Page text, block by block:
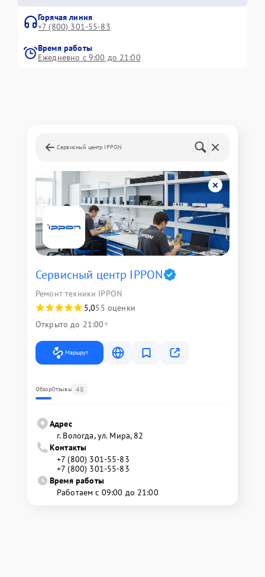
Горячая линия
+7 (800) 301-55-83
Время работы
Ежедневно с 9:00 до 21:00
Сервисный центр IPPON
Сервисный центр IPPON
Ремонт техники IPPON
5,055 оценки
Открыто до 21:00
Маршрут
ОбзорОтзывы 48
Адрес
г. Вологда, ул. Мира, 82
Контакты
+7 (800) 301-55-83
+7 (800) 301-55-83
Время работы
Работаем с 09:00 до 21:00